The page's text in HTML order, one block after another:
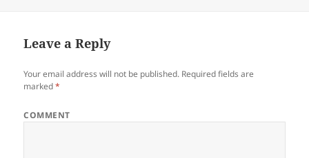
Leave a Reply
Your email address will not be published. Required fields are
marked*
COMMENT